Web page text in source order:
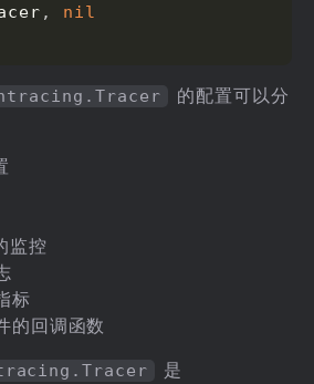
,
nil
的配置可以分
监控
标
的回调函数
是